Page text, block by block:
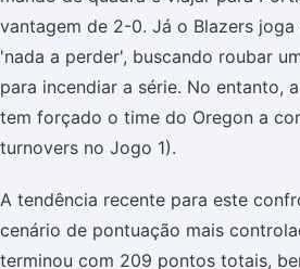
vantagem de 2-0. Já o Blazers
'nada a perder', buscando roubar
para incendiar a série. No entanto,
tem forçado o time do Oregon a
turnovers no Jogo 1).
A tendência recente para este
cenário de pontuação mais
terminou com 209 pontos totais,